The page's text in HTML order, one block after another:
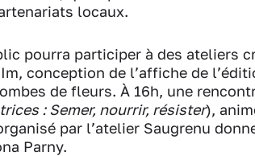
locaux.
pourra participer à des ateliers
conception de l’affiche de
de fleurs. À 16h, une
: Semer, nourrir, résister),
par l’atelier Saugrenu
Parny.